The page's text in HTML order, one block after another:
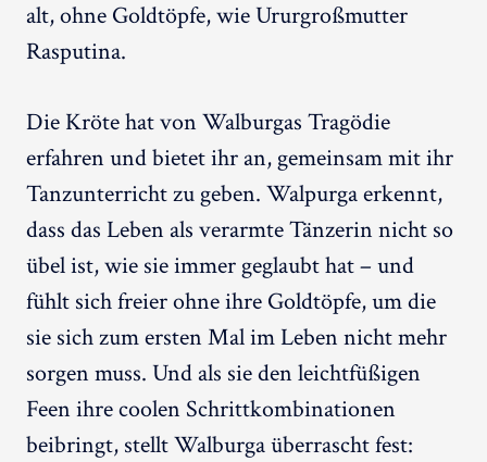
alt, ohne Goldtöpfe, wie Ururgroßmutter
Rasputina.
Die Kröte hat von Walburgas Tragödie
erfahren und bietet ihr an, gemeinsam mit ihr
Tanzunterricht zu geben. Walpurga erkennt,
dass das Leben als verarmte Tänzerin nicht so
übel ist, wie sie immer geglaubt hat – und
fühlt sich freier ohne ihre Goldtöpfe, um die
sie sich zum ersten Mal im Leben nicht mehr
sorgen muss. Und als sie den leichtfüßigen
Feen ihre coolen Schrittkombinationen
beibringt, stellt Walburga überrascht fest: